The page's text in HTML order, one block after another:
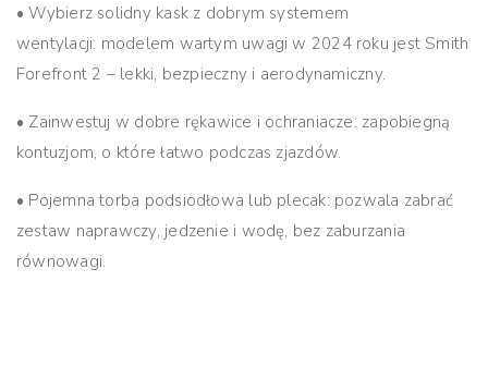
•Wybierz solidny kask z dobrym systemem
wentylacji: modelem wartym uwagi w 2024 roku jest Smith
Forefront 2 – lekki, bezpieczny i aerodynamiczny.
• Zainwestuj w dobre rękawice i ochraniacze: zapobiegną
kontuzjom, o które łatwo podczas zjazdów.
• Pojemna torba podsiodłowa lub plecak: pozwala zabrać
zestaw naprawczy, jedzenie i wodę, bez zaburzania
równowagi.